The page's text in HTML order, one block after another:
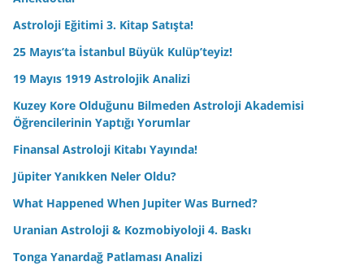
Zodyak Astroloji Dergisi 22. 2022 Özel Sayı Çıktı!
Murat Bardakçı’nın Yanlışlar İçeren Yazısına; Astroloji
Balık Burcunda Jüpiter & Neptün Kavuşumu
2022 Gökyüzü Takvimi Yayında!
Coğrafi Astroloji
Astroloji Eğitimi 2 Kitabı Yayınlandı
Astroloji Eğitimi 1 Kitabı Yayınlandı
Zodyak Astroloji Dergisi’nin 21. Sayısı Yayında!